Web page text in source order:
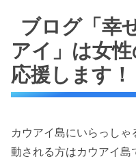
ブログ「幸
アイ」は女
応援します！
カウアイ島にいらっし
動される方はカウアイ島